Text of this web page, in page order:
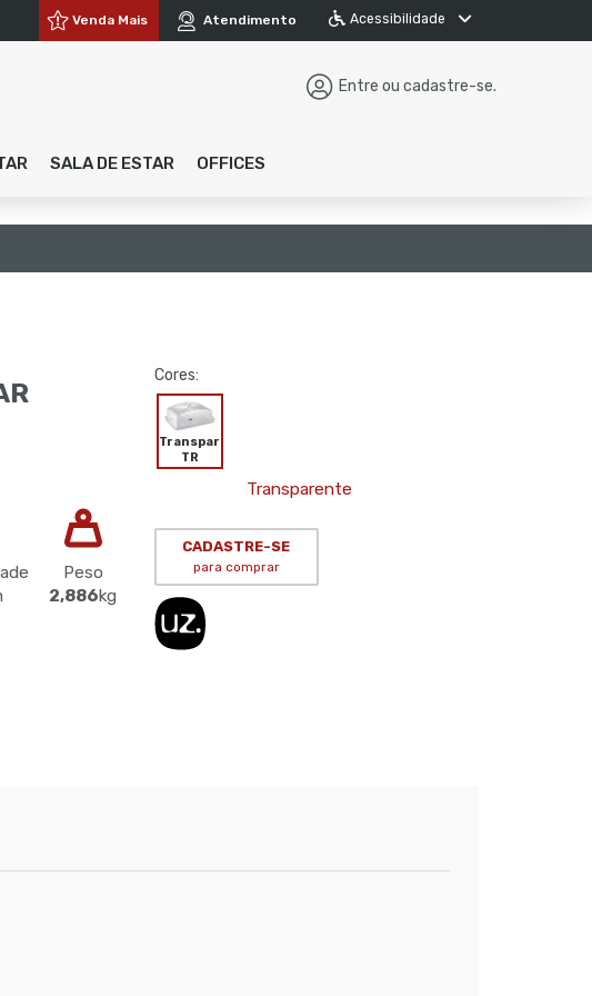
Venda Mais Atendimento Acessibilidade
Entre ou cadastre-se.
SALA DE ESTAR OFFICES
Peso
2,886kg
Cores:
Transparente
TR
Transparente
CADASTRE-SE
para comprar